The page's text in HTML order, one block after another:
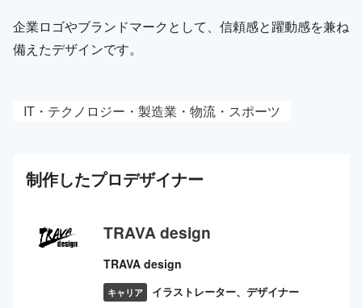
企業ロゴやブランドマークとして、信頼感と躍動感を兼ね
備えたデザインです。
IT・テクノロジー・製造業・物流・スポーツ
制作したプロデザイナー
TRAVA design
TRAVA design
キャリア イラストレーター、デザイナー